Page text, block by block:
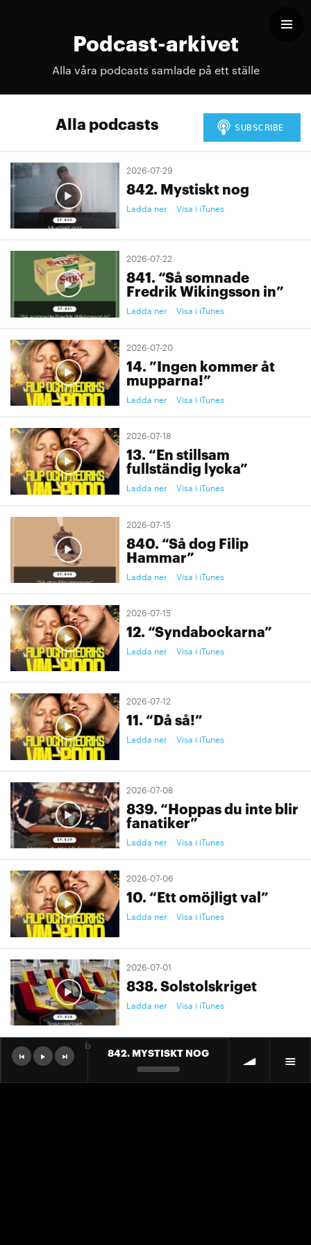
Podcast-arkivet
Alla våra podcasts samlade på ett ställe
Alla podcasts
2026-07-29
842. Mystiskt nog
Ladda ner Visa i iTunes
2026-07-22
841. “Så somnade
Fredrik Wikingsson in”
Ladda ner Visa i iTunes
2026-07-20
14. ”Ingen kommer åt
mupparna!”
Ladda ner Visa i iTunes
2026-07-18
13. “En stillsam
fullständig lycka”
Ladda ner Visa i iTunes
2026-07-15
840. “Så dog Filip
Hammar”
Ladda ner Visa i iTunes
2026-07-15
12. “Syndabockarna”
Ladda ner Visa i iTunes
2026-07-12
11. “Då så!”
Ladda ner Visa i iTunes
2026-07-08
839. “Hoppas du inte blir
fanatiker”
Ladda ner Visa i iTunes
2026-07-06
10. “Ett omöjligt val”
Ladda ner Visa i iTunes
2026-07-01
838. Solstolskriget
Ladda ner Visa i iTunes
2026-07-01
9. "Ett landslag att älska"
842. MYSTISKT NOG
b